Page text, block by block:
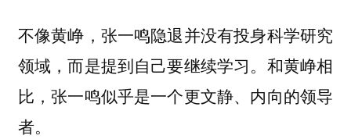
不像黄峥，张一鸣隐退并没有投身科学研究
领域，而是提到自己要继续学习。和黄峥相
比，张一鸣似乎是一个更文静、内向的领导
者。